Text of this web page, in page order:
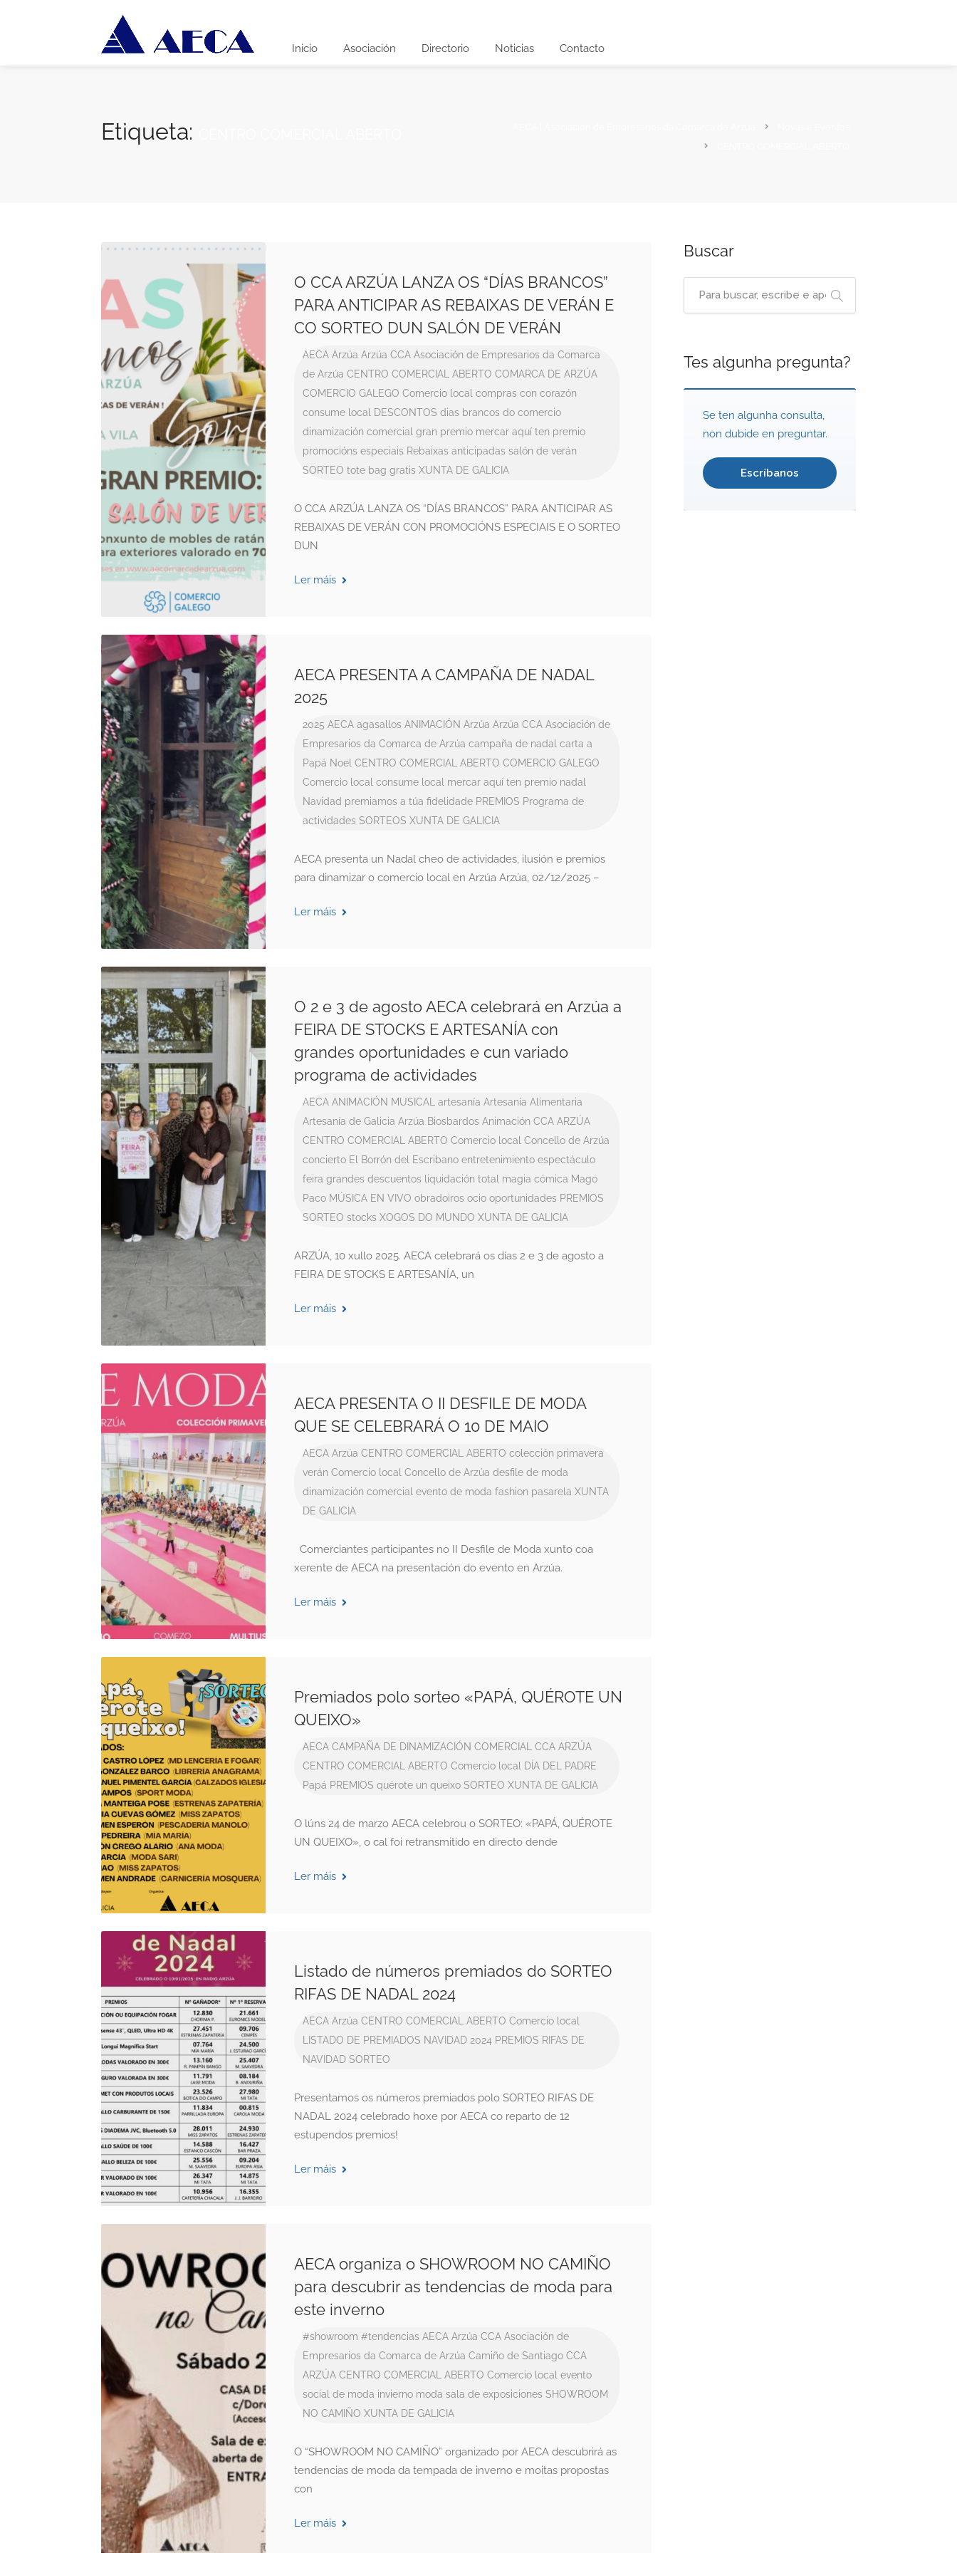
Inicio Asociación Directorio Noticias Contacto
Etiqueta:
O CCA ARZÚA LANZA OS “DÍAS BRANCOS”
PARA ANTICIPAR AS REBAIXAS DE VERÁN E
CO SORTEO DUN SALÓN DE VERÁN
AECA Arzúa Arzúa CCA Asociación de Empresarios da Comarca
de Arzúa CENTRO COMERCIAL ABERTO COMARCA DE ARZÚA
COMERCIO GALEGO Comercio local compras con corazón
consume local
DESCONTOS dias brancos do comercio
dinamización comercial gran premio mercar aquí ten premio
promocións especiais Rebaixas anticipadas salón de verán
SORTEO tote bag gratis XUNTA DE GALICIA
O CCA ARZÚA LANZA OS “DÍAS BRANCOS” PARA ANTICIPAR AS
REBAIXAS DE VERÁN CON PROMOCIÓNS ESPECIAIS E O SORTEO
DUN
Ler máis
AECA PRESENTA A CAMPAÑA DE NADAL
2025
2025 AECA agasallos ANIMACIÓN Arzúa Arzúa CCA Asociación de
Empresarios da Comarca de Arzúa campaña de nadal carta a
Papá Noel CENTRO COMERCIAL ABERTO COMERCIO GALEGO
Comercio local consume local mercar aquí ten premio nadal
Navidad premiamos a túa fidelidade PREMIOS Programa de
actividades SORTEOS XUNTA DE GALICIA
AECA presenta un Nadal cheo de actividades, ilusión e premios
para dinamizar o comercio local en Arzúa Arzúa, 02/12/2025 –
Ler máis
O 2 e 3 de agosto AECA celebrará en Arzúa a
FEIRA DE STOCKS E ARTESANÍA con
grandes oportunidades e cun variado
programa de actividades
AECA ANIMACIÓN MUSICAL artesanía Artesanía Alimentaria
Artesanía de Galicia Arzúa Biosbardos Animación CCA ARZÚA
CENTRO COMERCIAL ABERTO Comercio local Concello de Arzúa
concierto El Borrón del Escribano entretenimiento espectáculo
feira grandes descuentos liquidación total magia cómica Mago
Paco MÚSICA EN VIVO obradoiros ocio oportunidades PREMIOS
SORTEO stocks XOGOS DO MUNDO XUNTA DE GALICIA
ARZÚA, 10 xullo 2025. AECA celebrará os días 2 e 3 de agosto a
FEIRA DE STOCKS E ARTESANÍA, un
Ler máis
AECA PRESENTA O II DESFILE DE MODA
QUE SE CELEBRARÁ O 10 DE MAIO
AECA Arzúa CENTRO COMERCIAL ABERTO colección primavera
verán Comercio local Concello de Arzúa desfile de moda
dinamización comercial evento de moda fashion pasarela XUNTA
DE GALICIA
Comerciantes participantes no II Desfile de Moda xunto coa
xerente de AECA na presentación do evento en Arzúa.
Ler máis
Premiados polo sorteo «PAPÁ, QUÉROTE UN
QUEIXO»
AECA CAMPAÑA DE DINAMIZACIÓN COMERCIAL
CCA ARZÚA
CENTRO COMERCIAL ABERTO Comercio local
DÍA DEL PADRE
Papá PREMIOS quérote un queixo SORTEO XUNTA DE GALICIA
O lúns 24 de marzo AECA celebrou o SORTEO: «PAPÁ, QUÉROTE
UN QUEIXO», o cal foi retransmitido en directo dende
Ler máis
Listado de números premiados do SORTEO
RIFAS DE NADAL 2024
AECA Arzúa CENTRO COMERCIAL ABERTO Comercio local
LISTADO DE PREMIADOS NAVIDAD 2024 PREMIOS RIFAS DE
NAVIDAD SORTEO
Presentamos os números premiados polo SORTEO RIFAS DE
NADAL 2024 celebrado hoxe por AECA co reparto de 12
estupendos premios!
Ler máis
AECA organiza o SHOWROOM NO CAMIÑO
para descubrir as tendencias de moda para
este inverno
#showroom #tendencias AECA Arzúa CCA Asociación de
Empresarios da Comarca de Arzúa Camiño de Santiago CCA
ARZÚA CENTRO COMERCIAL ABERTO Comercio local evento
social de moda invierno moda sala de exposiciones SHOWROOM
NO CAMIÑO XUNTA DE GALICIA
O “SHOWROOM NO CAMIÑO” organizado por AECA descubrirá as
tendencias de moda da tempada de inverno e moitas propostas
con
Ler máis
Buscar
Tes algunha pregunta?
Se ten algunha consulta,
non dubide en preguntar.
Escríbanos